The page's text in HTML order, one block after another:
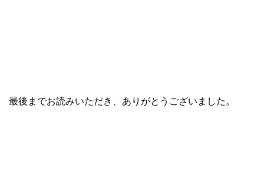
最後までお読みいただき、ありがとうございました。